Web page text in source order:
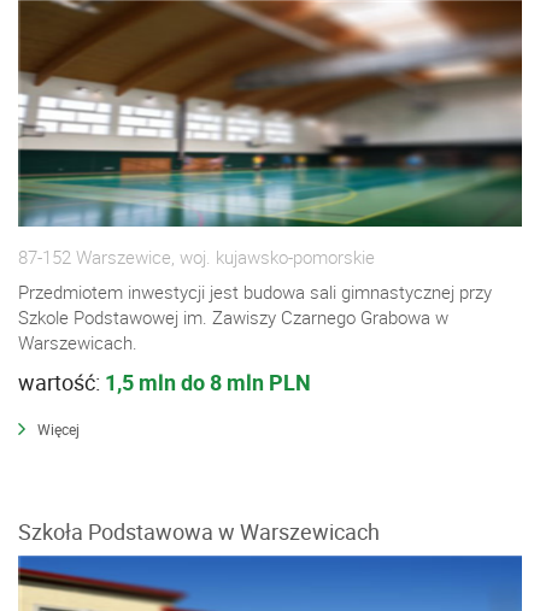
87-152 Warszewice, woj. kujawsko-pomorskie
Przedmiotem inwestycji jest budowa sali gimnastycznej przy
Szkole Podstawowej im. Zawiszy Czarnego Grabowa w
Warszewicach.
wartość: 1,5 mln do 8 mln PLN
Więcej
Szkoła Podstawowa w Warszewicach